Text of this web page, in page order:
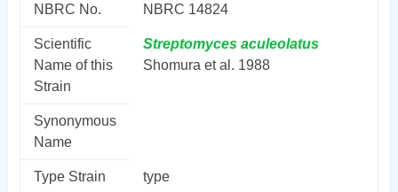
NBRC No. NBRC 14824
Scientific
Name of this
Strain
Streptomyces aculeolatus
Shomura et al. 1988
Synonymous
Name
Type Strain type